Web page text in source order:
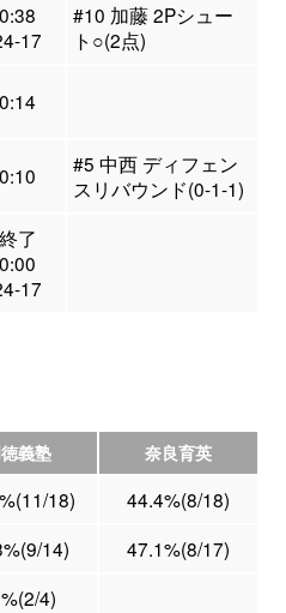
0:38
17
#10 加藤 2Pシュー
ト○(2点)
0:14
0:10
#5 中西 ディフェン
スリバウンド(0-1-1)
終了
0:00
17
義塾 奈良育英
18)
44.4%(8/18)
14)
47.1%(8/17)
4)